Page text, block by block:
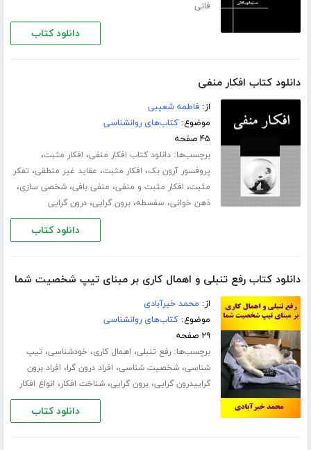
فانی
دانلود کتاب
دانلود کتاب افکار منفی
از:فاطمه شعیبی
موضوع:کتاب‌های روانشناسی
۴۵ صفحه
برچسب‌ها:دانلود کتاب افکار منفی، افکار مثبت،
پروفسور آرون بک، افکار مثبت، عقاید غیر منطقی، تفکر
مثبت، افکار مثبت و منفی، منفی بافی،شخصی سازی،
ذهن خوانی، سفسطه،برون گرایی،درون گرایی
دانلود کتاب
دانلود کتاب رفع تنبلی و اهمال کاری بر مبنای تیپ شخصیت شما
از: محمد خیرآبادی
موضوع:کتاب‌های روانشناسی
۲۹ صفحه
برچسب‌ها:رفع تنبلی، اهمال کاری، خودشناسی، تیپ
شناسی،شخصیت شناسی، افراد درون گرا، افراد برون
گراییدرون گرایی،برون گرایی،شناخت افکار، انواع افکار
دانلود کتاب